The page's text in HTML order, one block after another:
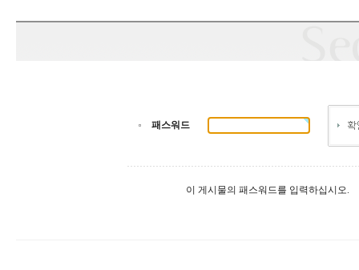
패스워드
이 게시물의 패스워드를 입력하십시오.